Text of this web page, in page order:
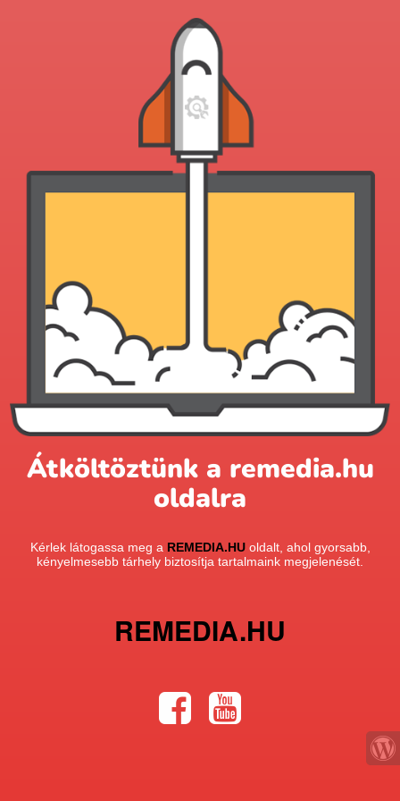
Átköltöztünk a remedia.hu
oldalra
Kérlek látogassa meg a REMEDIA.HUoldalt, ahol gyorsabb,
kényelmesebb tárhely biztosítja tartalmaink megjelenését.
REMEDIA.HU